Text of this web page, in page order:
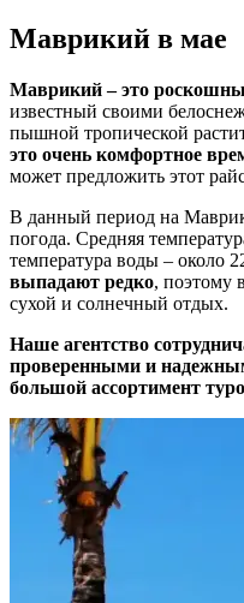
Маврикий в мае
Маврикий – это
известный своими
пышной тропической
это очень комфортное
может предложить этот
В данный период на
погода. Средняя
температура воды – около
выпадают редко, поэтому
сухой и солнечный отдых.
Наше агентство
проверенными и
большой ассортимент